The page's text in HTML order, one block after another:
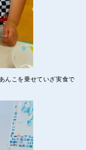
んこを乗せていざ実食で